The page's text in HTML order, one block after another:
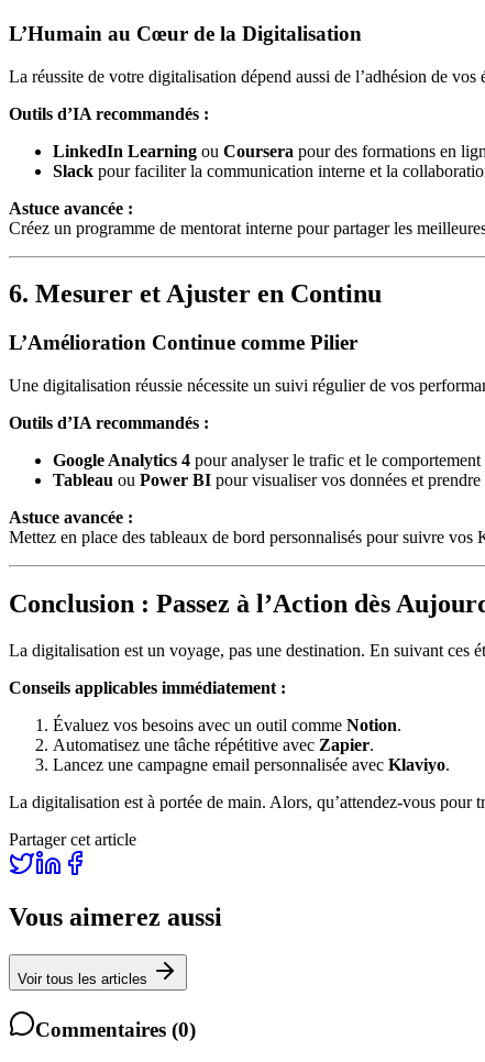
L’Humain au Cœur de la Digitalisation
La réussite de votre digitalisation dépend aussi de l’adhésion de
Outils d’IA recommandés :
LinkedIn Learning ou Coursera pour des formations en
Slack pour faciliter la communication interne et la
Astuce avancée :
Créez un programme de mentorat interne pour partager les
6. Mesurer et Ajuster en Continu
L’Amélioration Continue comme Pilier
Une digitalisation réussie nécessite un suivi régulier de vos
Outils d’IA recommandés :
Google Analytics 4 pour analyser le trafic et le
Tableau ou Power BI pour visualiser vos données et prendre
Astuce avancée :
Mettez en place des tableaux de bord personnalisés pour suivre
Conclusion : Passez à l’Action dès
La digitalisation est un voyage, pas une destination. En suivant ces
Conseils applicables immédiatement :
Évaluez vos besoins avec un outil comme Notion.
Automatisez une tâche répétitive avec Zapier.
Lancez une campagne email personnalisée avec Klaviyo.
La digitalisation est à portée de main. Alors, qu’attendez-vous pour
Partager cet article
Vous aimerez aussi
Voir tous les articles
Commentaires (0)